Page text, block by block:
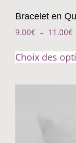
Bracelet en
9.00€ – 11.00€
Choix des